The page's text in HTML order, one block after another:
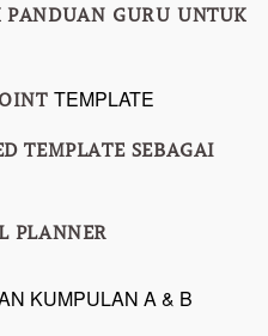
PANDUAN GURU UNTUK
TEMPLATE
TEMPLATE SEBAGAI
PLANNER
KUMPULAN A & B